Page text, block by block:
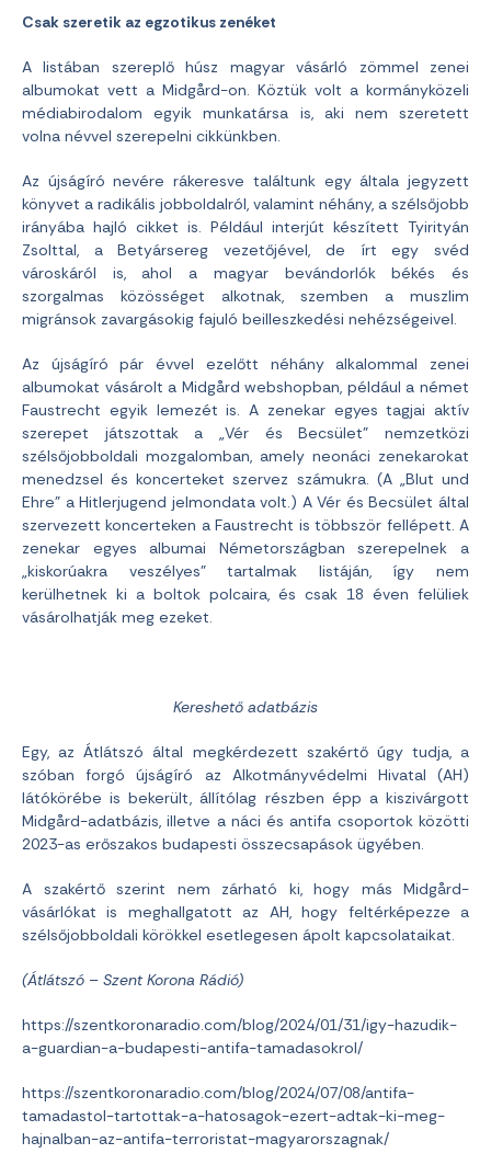
Csak szeretik az egzotikus zenéket
A listában szereplő húsz magyar vásárló zömmel zenei
albumokat vett a Midgård-on. Köztük volt a kormányközeli
médiabirodalom egyik munkatársa is, aki nem szeretett
volna névvel szerepelni cikkünkben.
Az újságíró nevére rákeresve találtunk egy általa jegyzett
könyvet a radikális jobboldalról, valamint néhány, a szélsőjobb
irányába hajló cikket is. Például interjút készített Tyirityán
Zsolttal, a Betyársereg vezetőjével, de írt egy svéd
városkáról is, ahol a magyar bevándorlók békés és
szorgalmas közösséget alkotnak, szemben a muszlim
migránsok zavargásokig fajuló beilleszkedési nehézségeivel.
Az újságíró pár évvel ezelőtt néhány alkalommal zenei
albumokat vásárolt a Midgård webshopban, például a német
Faustrecht egyik lemezét is. A zenekar egyes tagjai aktív
szerepet játszottak a „Vér és Becsület” nemzetközi
szélsőjobboldali mozgalomban, amely neonáci zenekarokat
menedzsel és koncerteket szervez számukra. (A „Blut und
Ehre” a Hitlerjugend jelmondata volt.) A Vér és Becsület által
szervezett koncerteken a Faustrecht is többször fellépett. A
zenekar egyes albumai Németországban szerepelnek a
„kiskorúakra veszélyes” tartalmak listáján, így nem
kerülhetnek ki a boltok polcaira, és csak 18 éven felüliek
vásárolhatják meg ezeket.
Kereshető adatbázis
Egy, az Átlátszó által megkérdezett szakértő úgy tudja, a
szóban forgó újságíró az Alkotmányvédelmi Hivatal (AH)
látókörébe is bekerült, állítólag részben épp a kiszivárgott
Midgård-adatbázis, illetve a náci és antifa csoportok közötti
2023-as erőszakos budapesti összecsapások ügyében.
A szakértő szerint nem zárható ki, hogy más Midgård-
vásárlókat is meghallgatott az AH, hogy feltérképezze a
szélsőjobboldali körökkel esetlegesen ápolt kapcsolataikat.
(Átlátszó – Szent Korona Rádió)
https://szentkoronaradio.com/blog/2024/01/31/igy-hazudik-
a-guardian-a-budapesti-antifa-tamadasokrol/
https://szentkoronaradio.com/blog/2024/07/08/antifa-
tamadastol-tartottak-a-hatosagok-ezert-adtak-ki-meg-
hajnalban-az-antifa-terroristat-magyarorszagnak/